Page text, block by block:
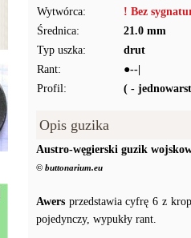
Wytwórca:
! Bez
Średnica:
21.0 mm
Typ uszka:
drut
Rant:
●--|
Profil:
( -
Opis guzika
Austro-węgierski guzik
© buttonarium.eu
Awers przedstawia cyfrę 6 z
pojedynczy, wypukły rant.